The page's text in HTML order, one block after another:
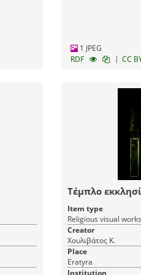
1 JPEG
RDF
| CC
Τέμπλο
Item type
Religious visual works
Creator
Χουλιβάτος Κ.
Place
Eratyra
Institution